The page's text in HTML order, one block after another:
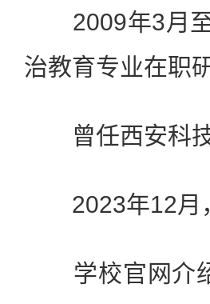
2009年3月至
治教育专业在职
曾任西安科技
2023年12月
学校官网介绍